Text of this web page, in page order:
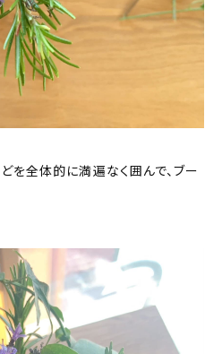
を全体的に満遍なく囲んで、ブー